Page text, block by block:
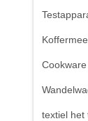
textiel het